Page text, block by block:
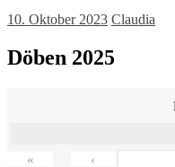
10. Oktober 2023 Claudia
Döben 2025
« ‹